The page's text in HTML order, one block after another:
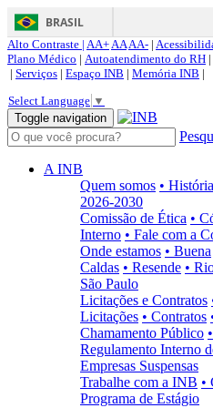
BRASIL
Alto Contraste | AA+AAAA- |
Plano Médico | Autoatendimento do RH |
| Serviços | Espaço INB | Memória INB |
Select Language ▼
Toggle navigation
A INB
Quem somos • História
2026-2030
Comissão de Ética •
Interno • Fale com a
Onde estamos • Buena
Caldas • Resende •
São Paulo
Licitações e Contratos
Licitações • Contratos
Chamamento Público
Regulamento Interno
Empresas Suspensas
Trabalhe com a INB •
Programa de Estágio